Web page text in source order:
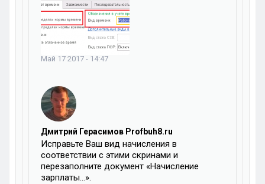
Май 17 2017 - 14:47
Дмитрий Герасимов Profbuh8.ru
Исправьте Ваш вид начисления в
соответствии с этими скринами и
перезаполните документ «Начисление
зарплаты…».